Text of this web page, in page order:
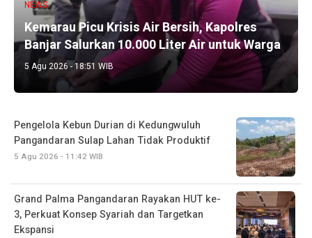
NEWS
Kemarau Picu Krisis Air Bersih, Kapolres
Banjar Salurkan 10.000 Liter Air untuk Warga
5 Agu 2026 - 18:51 WIB
Pengelola Kebun Durian di Kedungwuluh
Pangandaran Sulap Lahan Tidak Produktif ‎
5 Agu 2026 - 11:42 WIB
Grand Palma Pangandaran Rayakan HUT ke-
3, Perkuat Konsep Syariah dan Targetkan
Ekspansi